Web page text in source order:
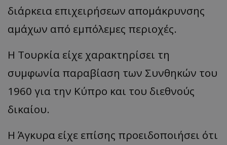
διάρκεια επιχειρήσεων απομάκρυνσης
αμάχων από εμπόλεμες περιοχές.
Η Τουρκία είχε χαρακτηρίσει τη
συμφωνία παραβίαση των Συνθηκών του
1960 για την Κύπρο και του διεθνούς
δικαίου.
Η Άγκυρα είχε επίσης προειδοποιήσει ότι